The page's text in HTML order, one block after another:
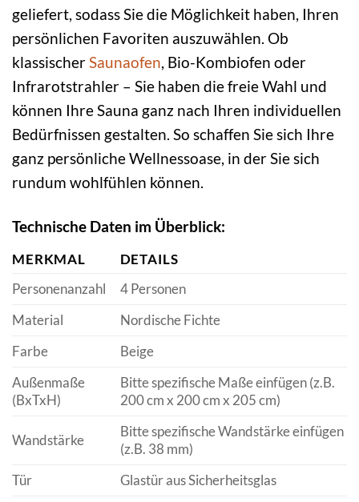
geliefert, sodass Sie die Möglichkeit haben, Ihren
persönlichen Favoriten auszuwählen. Ob
klassischerSaunaofen, Bio-Kombiofen oder
Infrarotstrahler – Sie haben die freie Wahl und
können Ihre Sauna ganz nach Ihren individuellen
Bedürfnissen gestalten. So schaffen Sie sich Ihre
ganz persönliche Wellnessoase, in der Sie sich
rundum wohlfühlen können.
Technische Daten im Überblick:
MERKMAL
DETAILS
Personenanzahl
4 Personen
Material
Nordische Fichte
Farbe
Beige
Außenmaße
(BxTxH)
Bitte spezifische Maße einfügen (z.B.
200 cm x 200 cm x 205 cm)
Wandstärke
Bitte spezifische Wandstärke einfügen
(z.B. 38 mm)
Tür
Glastür aus Sicherheitsglas